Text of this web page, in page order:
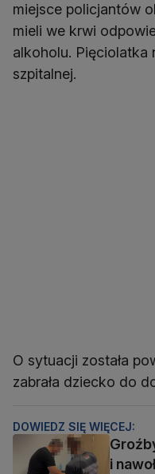
miejsce policjantów
mieli we krwi
alkoholu. Pięciolatka
szpitalnej.
O sytuacji została
zabrała dziecko do
DOWIEDZ SIĘ WIĘCEJ:
i